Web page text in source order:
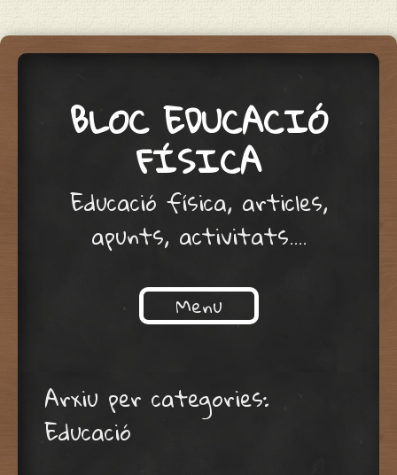
BLOC EDUCACIÓ
FÍSICA
Educació física, articles,
apunts, activitats….
Menu
Arxiu per categories:
Educació